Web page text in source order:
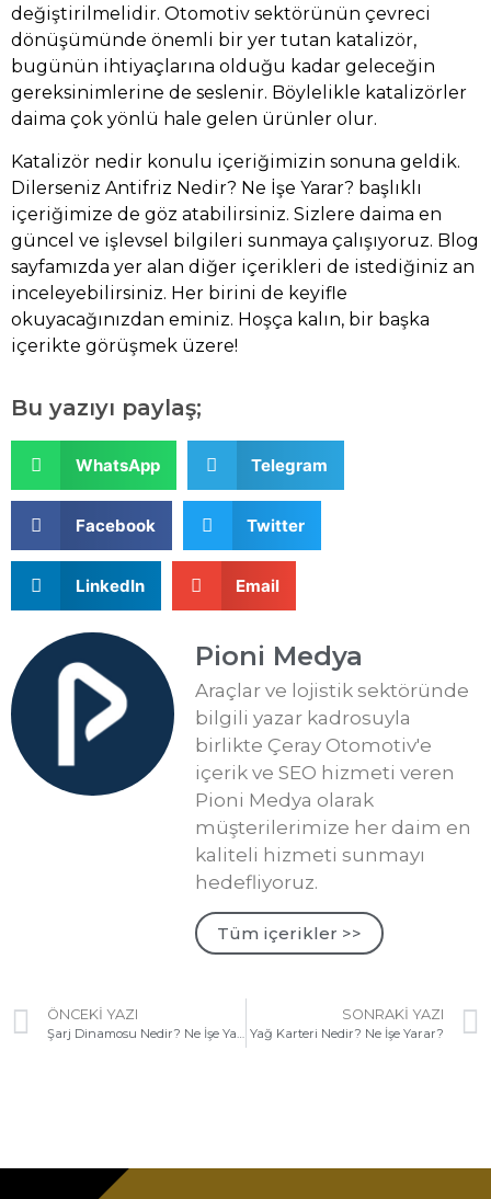
değiştirilmelidir. Otomotiv sektörünün çevreci
dönüşümünde önemli bir yer tutan katalizör,
bugünün ihtiyaçlarına olduğu kadar geleceğin
gereksinimlerine de seslenir. Böylelikle katalizörler
daima çok yönlü hale gelen ürünler olur.
Katalizör nedir konulu içeriğimizin sonuna geldik.
Dilerseniz Antifriz Nedir? Ne İşe Yarar? başlıklı
içeriğimize de göz atabilirsiniz. Sizlere daima en
güncel ve işlevsel bilgileri sunmaya çalışıyoruz. Blog
sayfamızda yer alan diğer içerikleri de istediğiniz an
inceleyebilirsiniz. Her birini de keyifle
okuyacağınızdan eminiz. Hoşça kalın, bir başka
içerikte görüşmek üzere!
Bu yazıyı paylaş;
WhatsApp Telegram
Facebook Twitter
LinkedIn Email
Pioni Medya
Araçlar ve lojistik sektöründe
bilgili yazar kadrosuyla
birlikte Çeray Otomotiv'e
içerik ve SEO hizmeti veren
Pioni Medya olarak
müşterilerimize her daim en
kaliteli hizmeti sunmayı
hedefliyoruz.
Tüm içerikler >>
ÖNCEKI YAZI
Şarj Dinamosu Nedir? Ne İşe Yarar?
SONRAKI YAZI
Yağ Karteri Nedir? Ne İşe Yarar?